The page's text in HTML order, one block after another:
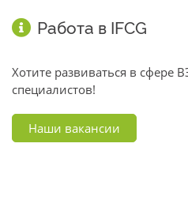
Работа в IFCG
Хотите развиваться в
специалистов!
Наши вакансии